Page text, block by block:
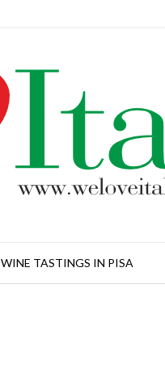
WINE TASTINGS IN PISA